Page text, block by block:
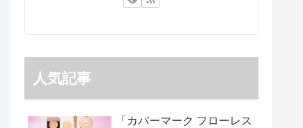
人気記事
「カバーマーク フローレス